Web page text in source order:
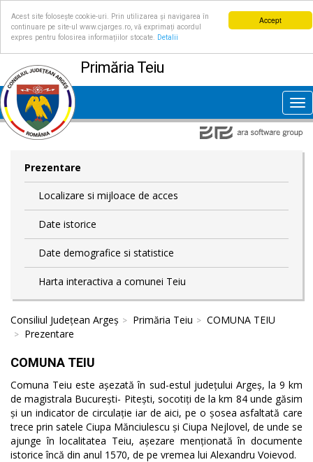
Accept
Acest site folosește cookie-uri. Prin utilizarea și navigarea în
continuare pe site-ul www.cjarges.ro, vă exprimați acordul
expres pentru folosirea informațiilor stocate.
Detalii
Primăria Teiu
Prezentare
Localizare si mijloace de acces
Date istorice
Date demografice si statistice
Harta interactiva a comunei Teiu
Consiliul Județean Argeș Primăria Teiu
COMUNA TEIU
Prezentare
COMUNA TEIU
Comuna Teiu este așezată în sud-estul județului Argeș, la 9 km
de magistrala București- Pitești, socotiți de la km 84 unde găsim
și un indicator de circulație iar de aici, pe o șosea asfaltată care
trece prin satele Ciupa Mănciulescu și Ciupa Nejlovel, de unde se
ajunge în localitatea Teiu, așezare menționată în documente
istorice încă din anul 1570, de pe vremea lui Alexandru Voievod.